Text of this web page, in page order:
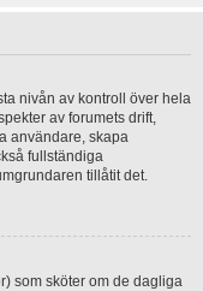
nivån av kontroll över hela
av forumets drift,
användare, skapa
fullständiga
tillåtit det.
som sköter om de dagliga